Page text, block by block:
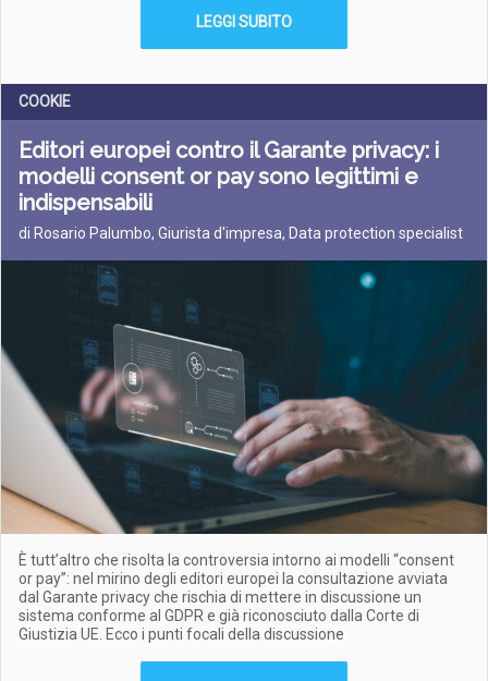
LEGGI SUBITO
COOKIE
Editori europei contro il Garante privacy: i
modelli consent or pay sono legittimi e
indispensabili
di Rosario Palumbo, Giurista d'impresa, Data protection specialist
È tutt’altro che risolta la controversia intorno ai modelli “consent
or pay”: nel mirino degli editori europei la consultazione avviata
dal Garante privacy che rischia di mettere in discussione un
sistema conforme al GDPR e già riconosciuto dalla Corte di
Giustizia UE. Ecco i punti focali della discussione